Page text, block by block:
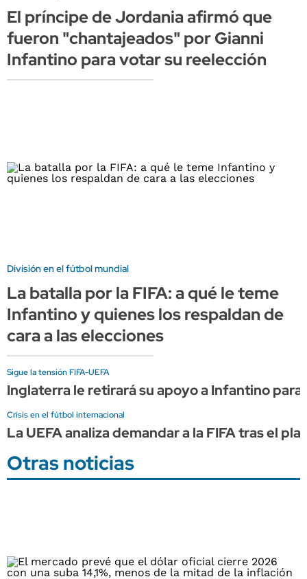
El príncipe de Jordania afirmó que
fueron "chantajeados" por Gianni
Infantino para votar su reelección
División en el fútbol mundial
La batalla por la FIFA: a qué le teme
Infantino y quienes los respaldan de
cara a las elecciones
Sigue la tensión FIFA-UEFA
Inglaterra le retirará su apoyo a Infantino para
Crisis en el fútbol internacional
La UEFA analiza demandar a la FIFA tras el
Otras noticias